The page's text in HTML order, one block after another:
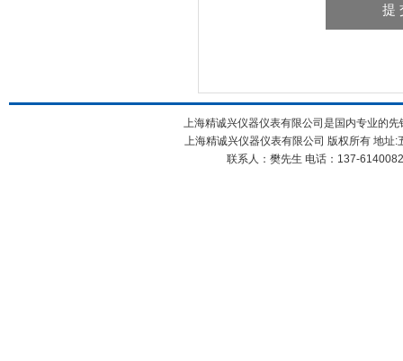
上海精诚兴仪器仪表有限公司是国内专业的
上海精诚兴仪器仪表有限公司 版权所有 地
联系人：樊先生 电话：137-